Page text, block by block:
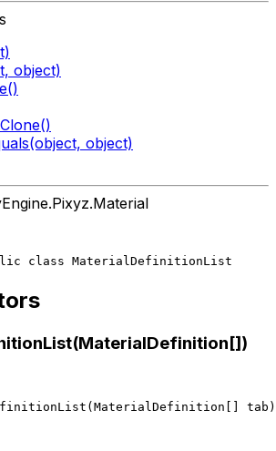
object)
object)
class MaterialDefinitionList
tab)